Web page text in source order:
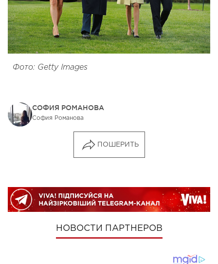
Фото: Getty Images
СОФИЯ РОМАНОВА
София Романова
ПОШЕРИТЬ
НОВОСТИ ПАРТНЕРОВ